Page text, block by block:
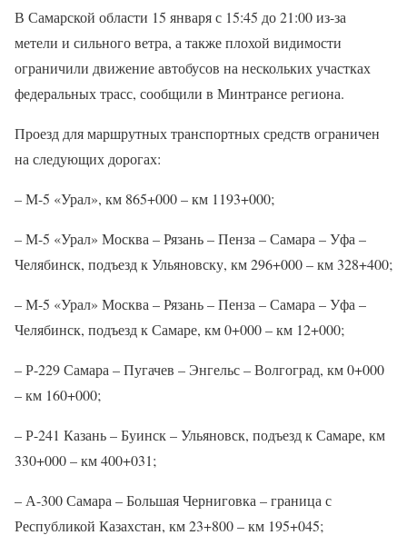
В Самарской области 15 января с 15:45 до 21:00 из-за
метели и сильного ветра, а также плохой видимости
ограничили движение автобусов на нескольких участках
федеральных трасс, сообщили в Минтрансе региона.
Проезд для маршрутных транспортных средств ограничен
на следующих дорогах:
– М-5 «Урал», км 865+000 – км 1193+000;
– М-5 «Урал» Москва – Рязань – Пенза – Самара – Уфа –
Челябинск, подъезд к Ульяновску, км 296+000 – км 328+400;
– М-5 «Урал» Москва – Рязань – Пенза – Самара – Уфа –
Челябинск, подъезд к Самаре, км 0+000 – км 12+000;
– Р-229 Самара – Пугачев – Энгельс – Волгоград, км 0+000
– км 160+000;
– Р-241 Казань – Буинск – Ульяновск, подъезд к Самаре, км
330+000 – км 400+031;
– А-300 Самара – Большая Черниговка – граница с
Республикой Казахстан, км 23+800 – км 195+045;